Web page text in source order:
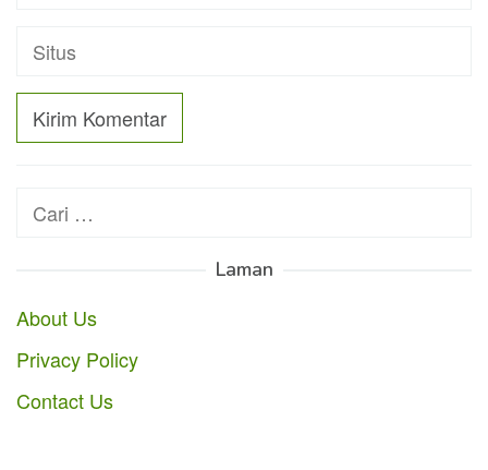
Cari
Laman
About Us
Privacy Policy
Contact Us